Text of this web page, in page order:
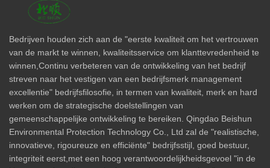
Bedrijven houden zich aan de "eerste kwaliteit om het vertrouwen
van de markt te winnen, kwaliteitsservice om klanttevredenheid te
winnen,Continu verbeteren van de ontwikkeling van het bedrijf
streven naar het vestigen van een bedrijfsmerk management
excellentie" bedrijfsfilosofie, in termen van kwaliteit, merk en hard
werken om de strategische doelstellingen van
gemeenschappelijke ontwikkeling te bereiken. Qingdao Beishun
Environmental Protection Technology Co., Ltd zal de "realistische,
innovatieve, rigoureuze en efficiënte" bedrijfsstijl, goed bestuur,
integriteit eerst,met een hoog verantwoordelijkheidsgevoel "in de